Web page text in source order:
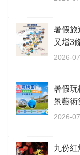
暑假
又增3
2026-
暑假玩
景藝
2026-
九份